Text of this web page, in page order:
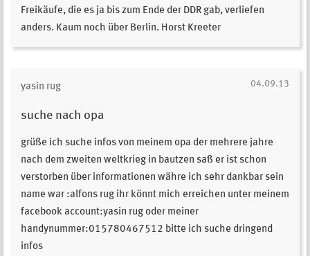
04.09.13
yasin rug
suche nach opa
grüße ich suche infos von meinem opa der mehrere jahre
nach dem zweiten weltkrieg in bautzen saß er ist schon
verstorben über informationen währe ich sehr dankbar sein
name war :alfons rug ihr könnt mich erreichen unter meinem
facebook account:yasin rug oder meiner
handynummer:015780467512 bitte ich suche dringend
infos